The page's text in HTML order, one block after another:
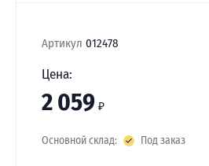
Артикул 012478
Цена:
2 059 ₽
Основной склад: Под заказ